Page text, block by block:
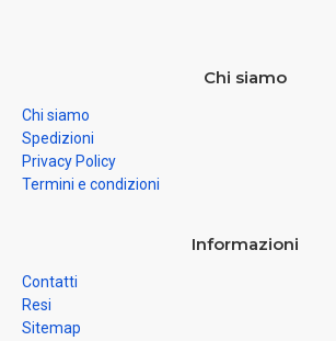
Chi siamo
Chi siamo
Spedizioni
Privacy Policy
Termini e condizioni
Informazioni
Contatti
Resi
Sitemap